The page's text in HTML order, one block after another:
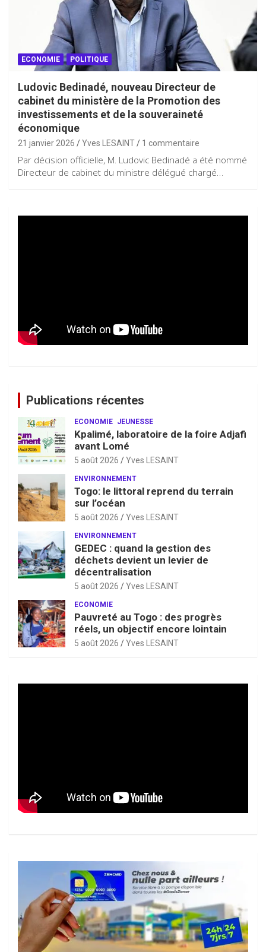
ECONOMIE POLITIQUE
Ludovic Bedinadé, nouveau Directeur de
cabinet du ministère de la Promotion des
investissements et de la souveraineté
économique
21 janvier 2026 Yves LESAINT 1 commentaire
Par décision officielle, M. Ludovic Bedinadé a été nommé
Directeur de cabinet du ministre délégué chargé…
Publications récentes
ECONOMIE JEUNESSE
Kpalimé, laboratoire de la foire Adjafi
avant Lomé
5 août 2026 Yves LESAINT
ENVIRONNEMENT
Togo: le littoral reprend du terrain
sur l’océan
5 août 2026 Yves LESAINT
ENVIRONNEMENT
GEDEC : quand la gestion des
déchets devient un levier de
décentralisation
5 août 2026 Yves LESAINT
ECONOMIE
Pauvreté au Togo : des progrès
réels, un objectif encore lointain
5 août 2026 Yves LESAINT